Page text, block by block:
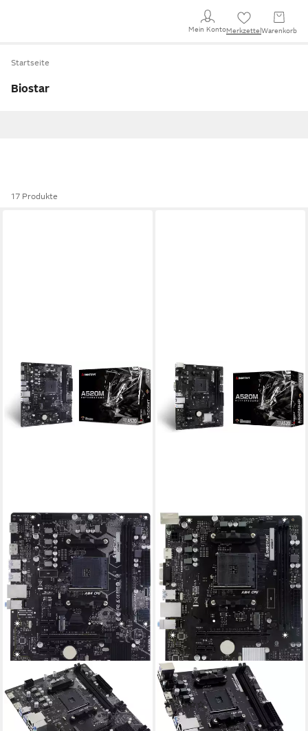
Mein KontoMerkzettel Warenkorb
Startseite
Biostar
17 Produkte
BIOSTAR
A520MT Mainboard
91,07 €
lieferbar - in 4-5 Werktagen bei dir
BIOSTAR
A520MHP Mainboard
(1)
ab 45,40 €